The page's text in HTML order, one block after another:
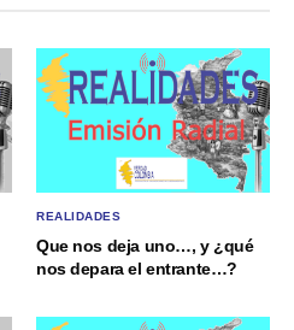
REALIDADES
Que nos deja uno…, y ¿qué
nos depara el entrante…?